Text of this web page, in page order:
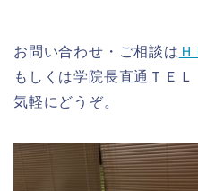
お問い合わせ・ご相談は
もしくは学院長直通ＴＥＬ
気軽にどうぞ。